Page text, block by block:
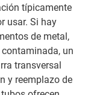
típicamente
usar. Si hay
de metal,
un
transversal
y reemplazo de